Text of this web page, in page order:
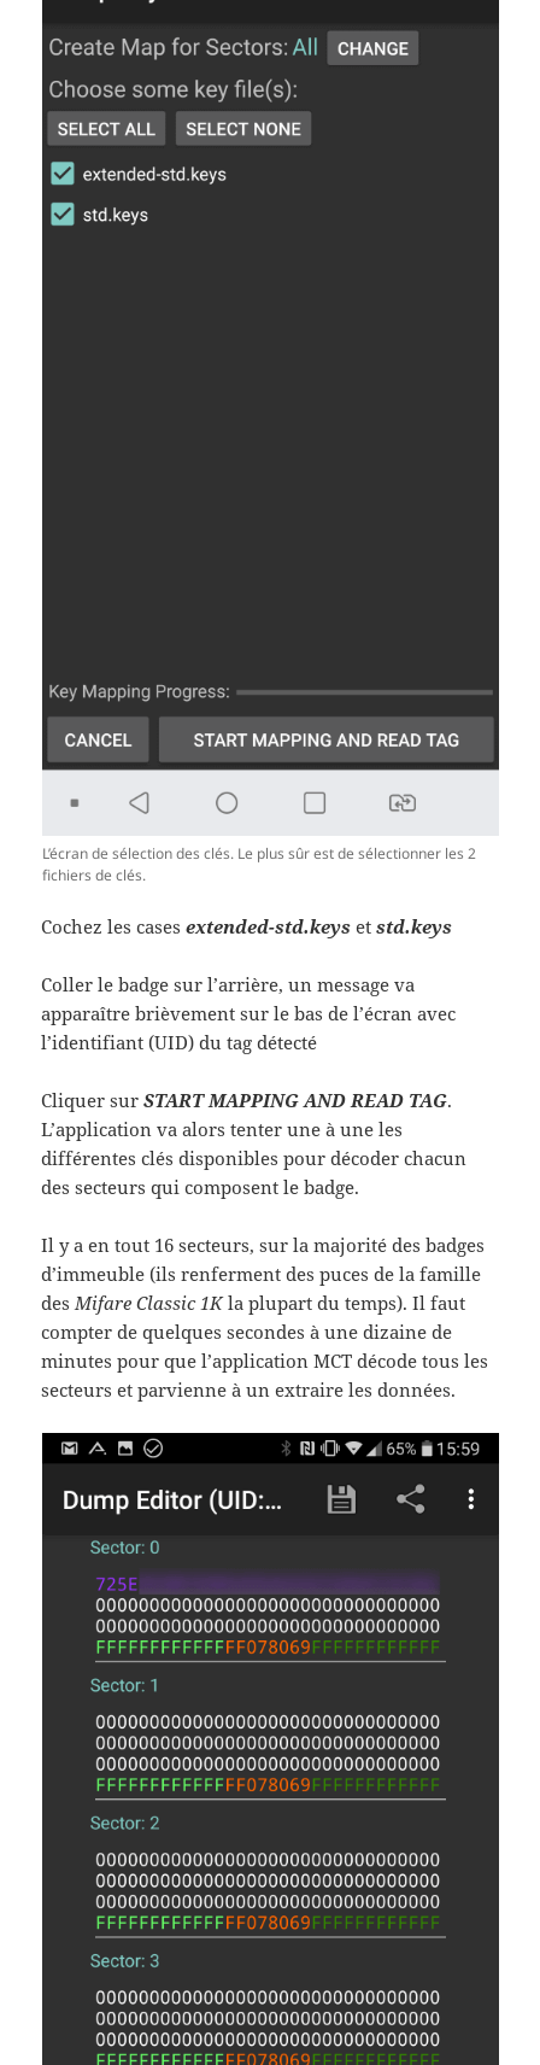
L’écran de sélection des clés. Le plus sûr est de sélectionner les 2
fichiers de clés.
Cochez les casesextended-std.keys etstd.keys
Coller le badge sur l’arrière, un message va
apparaître brièvement sur le bas de l’écran avec
l’identifiant (UID) du tag détecté
Cliquer surSTART MAPPING AND READ TAG.
L’application va alors tenter une à une les
différentes clés disponibles pour décoder chacun
des secteurs qui composent le badge.
Il y a en tout 16 secteurs, sur la majorité des badges
d’immeuble (ils renferment des puces de la famille
des Mifare Classic 1Kla plupart du temps). Il faut
compter de quelques secondes à une dizaine de
minutes pour que l’application MCT décode tous les
secteurs et parvienne à un extraire les données.